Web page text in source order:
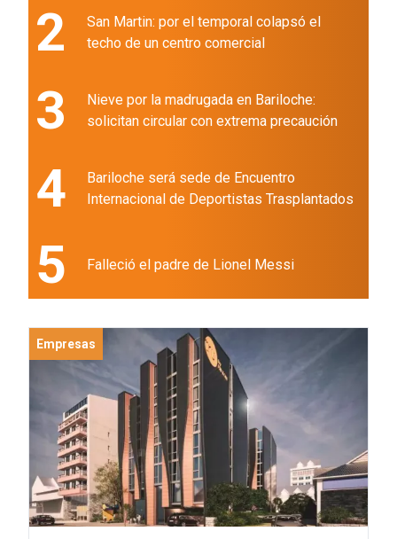
2
San Martin: por el temporal colapsó el
techo de un centro comercial
3
Nieve por la madrugada en Bariloche:
solicitan circular con extrema precaución
4
Bariloche será sede de Encuentro
Internacional de Deportistas Trasplantados
5 Falleció el padre de Lionel Messi
Empresas